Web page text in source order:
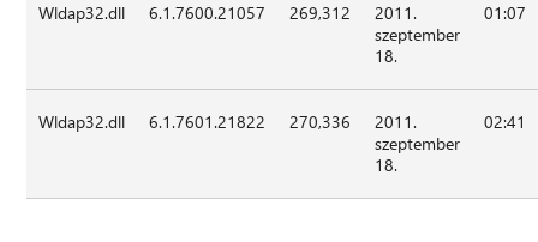
Wldap32.dll 6.1.7600.21057 269,312
2011.
szeptember
18.
01:07
Wldap32.dll 6.1.7601.21822 270,336
2011.
szeptember
18.
02:41